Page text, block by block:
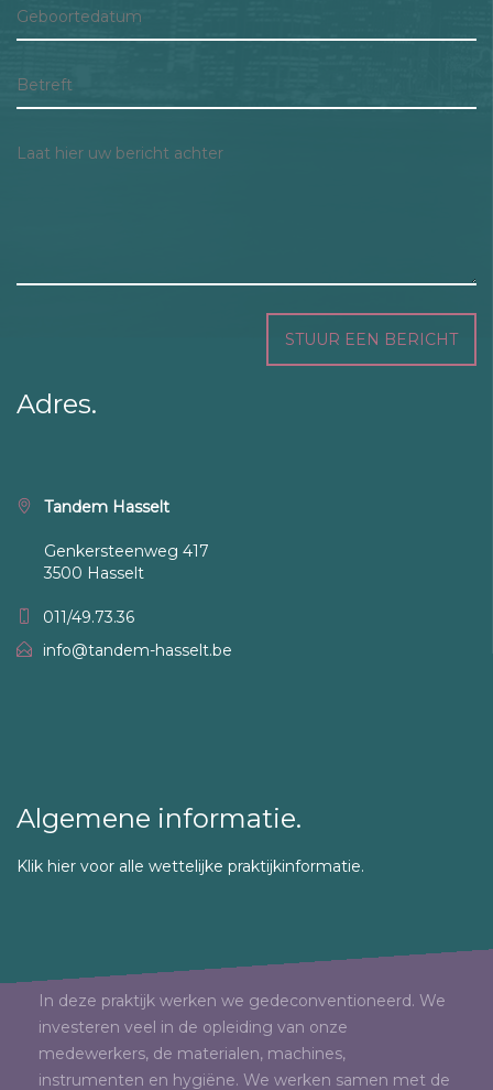
STUUR EEN BERICHT
Adres.
Tandem Hasselt
Genkersteenweg 417
3500 Hasselt
011/49.73.36
info@tandem-hasselt.be
Algemene informatie.
Klik hier voor alle wettelijke praktijkinformatie.
In deze praktijk werken we gedeconventioneerd. We
investeren veel in de opleiding van onze
medewerkers, de materialen, machines,
instrumenten en hygiëne. We werken samen met de